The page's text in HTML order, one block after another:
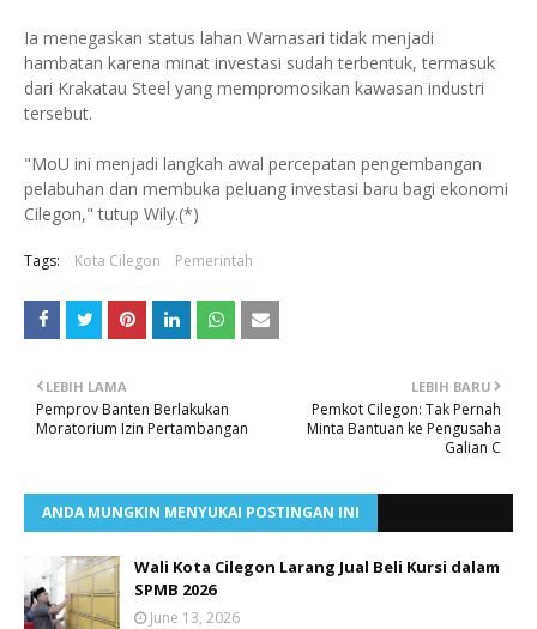
Ia menegaskan status lahan Warnasari tidak menjadi
hambatan karena minat investasi sudah terbentuk, termasuk
dari Krakatau Steel yang mempromosikan kawasan industri
tersebut.
"MoU ini menjadi langkah awal percepatan pengembangan
pelabuhan dan membuka peluang investasi baru bagi ekonomi
Cilegon," tutup Wily.(*)
Tags: Kota Cilegon Pemerintah
LEBIH BARU
Pemkot Cilegon: Tak Pernah
Minta Bantuan ke Pengusaha
Galian C
LEBIH LAMA
Pemprov Banten Berlakukan
Moratorium Izin Pertambangan
ANDA MUNGKIN MENYUKAI POSTINGAN INI
Wali Kota Cilegon Larang Jual Beli Kursi dalam
SPMB 2026
June 13, 2026